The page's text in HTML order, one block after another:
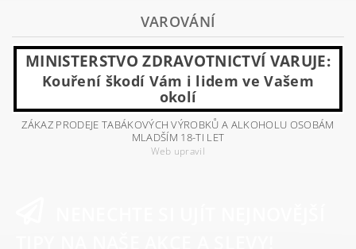
VAROVÁNÍ
MINISTERSTVO ZDRAVOTNICTVÍ VARUJE:
Kouření škodí Vám i lidem ve Vašem
okolí
ZÁKAZ PRODEJE TABÁKOVÝCH VÝROBKŮ A ALKOHOLU OSOBÁM
MLADŠÍM 18-TI LET
Web upravil